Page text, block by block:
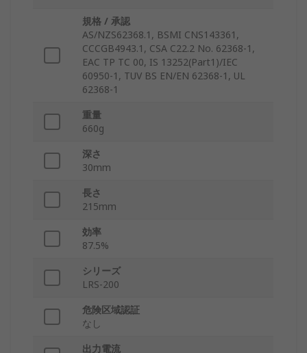
規格 / 承認
AS/NZS62368.1, BSMI CNS143361,
CCCGB4943.1, CSA C22.2 No. 62368-1,
EAC TP TC 00, IS 13252(Part1)/IEC
60950-1, TUV BS EN/EN 62368-1, UL
62368-1
重量
660g
深さ
30mm
長さ
215mm
効率
87.5%
シリーズ
LRS-200
危険区域認証
なし
出力電流